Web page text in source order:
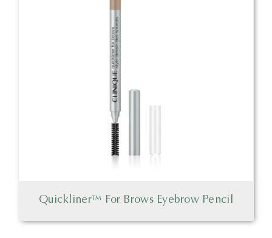
Quickliner™ For Brows Eyebrow Pencil